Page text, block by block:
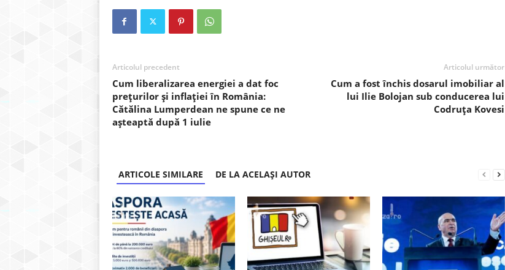
Articolul precedent
Cum liberalizarea energiei a dat foc
prețurilor și inflației în România:
Cătălina Lumperdean ne spune ce ne
așteaptă după 1 iulie
Articolul următor
Cum a fost închis dosarul imobiliar al
lui Ilie Bolojan sub conducerea lui
Codruța Kovesi
ARTICOLE SIMILARE DE LA ACELAȘI AUTOR